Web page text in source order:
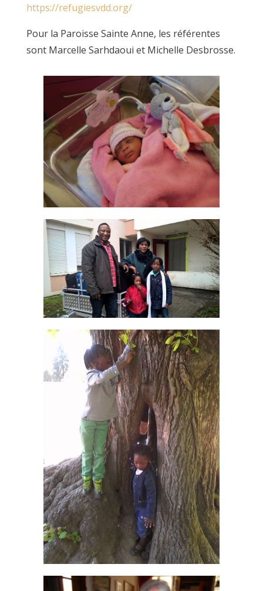
https://refugiesvdd.org/
Pour la Paroisse Sainte Anne, les référentes
sont Marcelle Sarhdaoui et Michelle Desbrosse.